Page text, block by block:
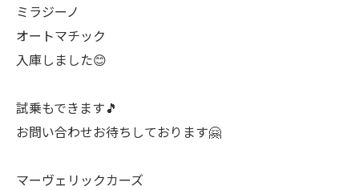
ミラジーノ
オートマチック
入庫しました😊
試乗もできます🎵
お問い合わせお待ちしております🤗
マーヴェリックカーズ